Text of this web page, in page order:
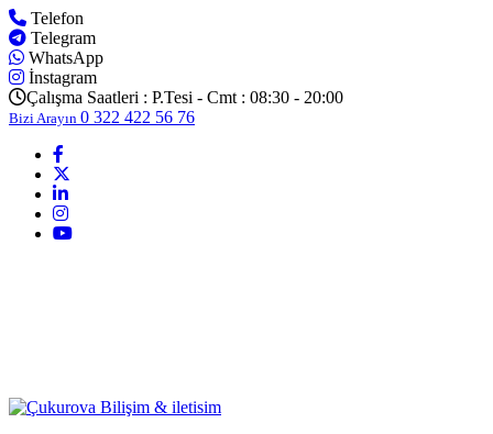
Telefon
Telegram
WhatsApp
İnstagram
Çalışma Saatleri : P.Tesi - Cmt : 08:30 - 20:00
Bizi Arayın 0 322 422 56 76